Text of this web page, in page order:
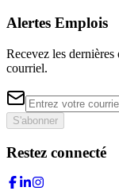
Alertes Emplois
Recevez les
courriel.
S'abonner
Restez connecté